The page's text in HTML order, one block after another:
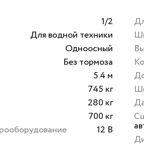
1/2
Для водной техники
Одноосный
Без тормоза
5.4 м
745 кг
280 кг
700 кг
12 В